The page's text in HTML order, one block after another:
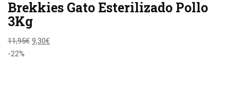
Brekkies Gato Esterilizado Pollo
3Kg
11,95€ 9,30€
-22%